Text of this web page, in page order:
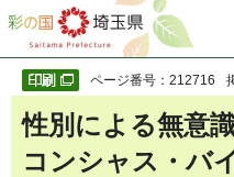
彩の国 埼玉県
ページ番号：212716
性別による無意
コンシャス・バ